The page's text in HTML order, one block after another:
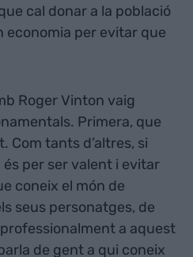
cal donar a la població
economia per evitar que
Roger Vinton vaig
Primera, que
Com tants d’altres, si
per ser valent i evitar
coneix el món de
seus personatges, de
a aquest
de gent a qui coneix